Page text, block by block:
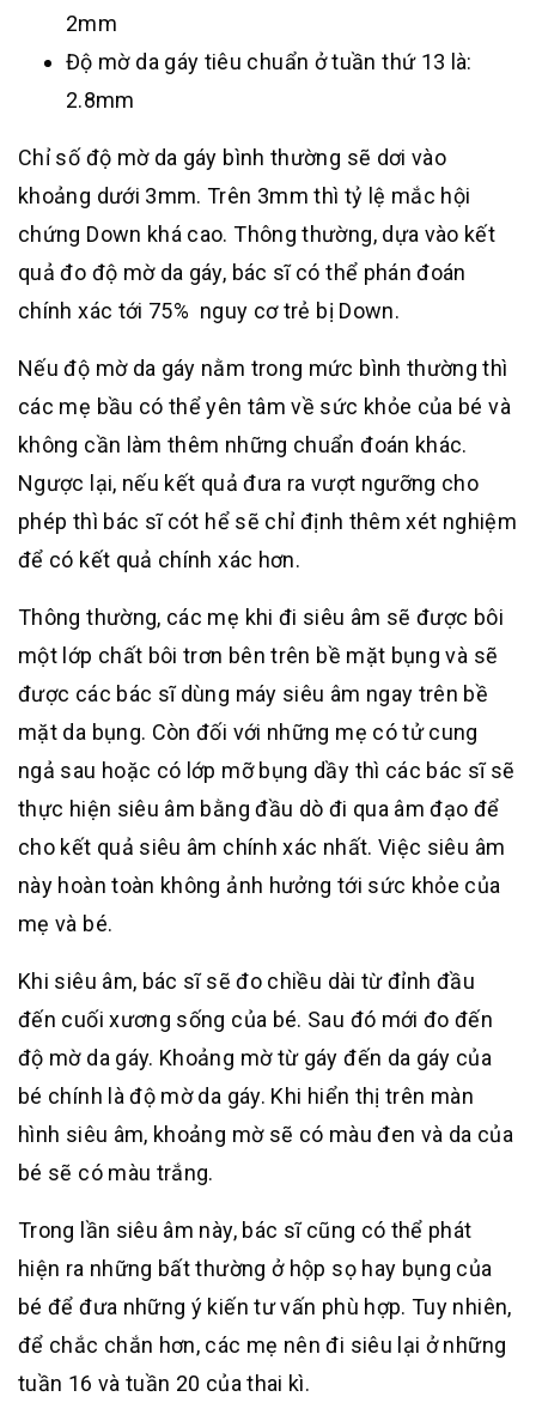
2mm
Độ mờ da gáy tiêu chuẩn ở tuần thứ 13 là:
2.8mm
Chỉ số độ mờ da gáy bình thường sẽ dơi vào
khoảng dưới 3mm. Trên 3mm thì tỷ lệ mắc hội
chứng Down khá cao. Thông thường, dựa vào kết
quả đo độ mờ da gáy, bác sĩ có thể phán đoán
chính xác tới 75% nguy cơ trẻ bị Down.
Nếu độ mờ da gáy nằm trong mức bình thường thì
các mẹ bầu có thể yên tâm về sức khỏe của bé và
không cần làm thêm những chuẩn đoán khác.
Ngược lại, nếu kết quả đưa ra vượt ngưỡng cho
phép thì bác sĩ cót hể sẽ chỉ định thêm xét nghiệm
để có kết quả chính xác hơn.
Thông thường, các mẹ khi đi siêu âm sẽ được bôi
một lớp chất bôi trơn bên trên bề mặt bụng và sẽ
được các bác sĩ dùng máy siêu âm ngay trên bề
mặt da bụng. Còn đối với những mẹ có tử cung
ngả sau hoặc có lớp mỡ bụng dầy thì các bác sĩ sẽ
thực hiện siêu âm bằng đầu dò đi qua âm đạo để
cho kết quả siêu âm chính xác nhất. Việc siêu âm
này hoàn toàn không ảnh hưởng tới sức khỏe của
mẹ và bé.
Khi siêu âm, bác sĩ sẽ đo chiều dài từ đỉnh đầu
đến cuối xương sống của bé. Sau đó mới đo đến
độ mờ da gáy. Khoảng mờ từ gáy đến da gáy của
bé chính là độ mờ da gáy. Khi hiển thị trên màn
hình siêu âm, khoảng mờ sẽ có màu đen và da của
bé sẽ có màu trắng.
Trong lần siêu âm này, bác sĩ cũng có thể phát
hiện ra những bất thường ở hộp sọ hay bụng của
bé để đưa những ý kiến tư vấn phù hợp. Tuy nhiên,
để chắc chắn hơn, các mẹ nên đi siêu lại ở những
tuần 16 và tuần 20 của thai kì.